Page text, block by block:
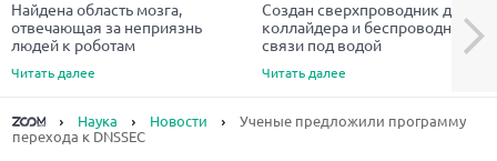
Найдена область мозга,
отвечающая за неприязнь
людей к роботам
Читать далее
Создан сверхпроводник для
коллайдера и беспроводной
связи под водой
Читать далее
Next
Наука Новости
Ученые предложили программу
перехода к DNSSEC